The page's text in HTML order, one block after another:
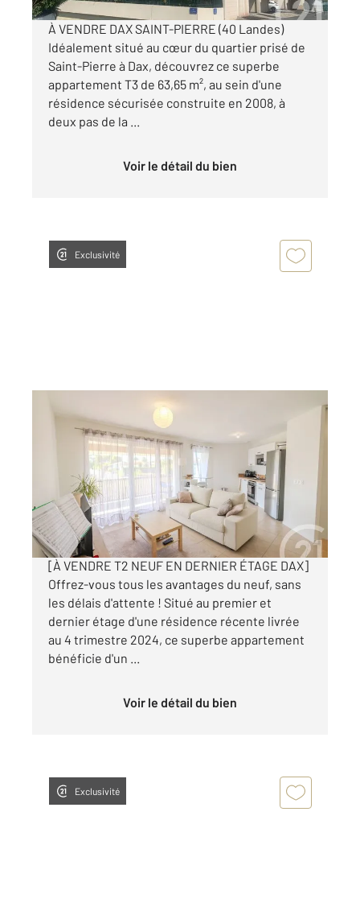
À VENDRE DAX SAINT-PIERRE (40 Landes)
Idéalement situé au cœur du quartier prisé de
Saint-Pierre à Dax, découvrez ce superbe
appartement T3 de 63,65 m², au sein d'une
résidence sécurisée construite en 2008, à
deux pas de la ...
Voir le détail du bien
Exclusivité
DAX 40
52,04 m , 2 pièces
Ref : 25198
Appartement F2 à vendre
190 000 €
Visiter le site dédié
[À VENDRE T2 NEUF EN DERNIER ÉTAGE DAX]
Offrez-vous tous les avantages du neuf, sans
les délais d'attente ! Situé au premier et
dernier étage d'une résidence récente livrée
au 4 trimestre 2024, ce superbe appartement
bénéficie d'un ...
Voir le détail du bien
Exclusivité